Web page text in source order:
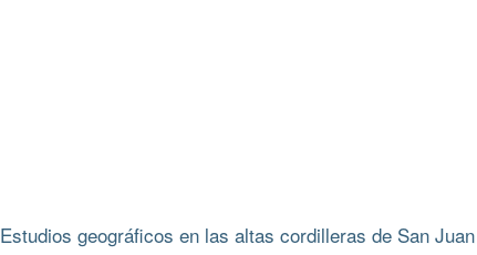
Estudios geográficos en las altas cordilleras de San Juan